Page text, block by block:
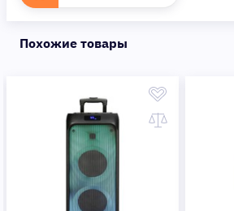
Похожие товары